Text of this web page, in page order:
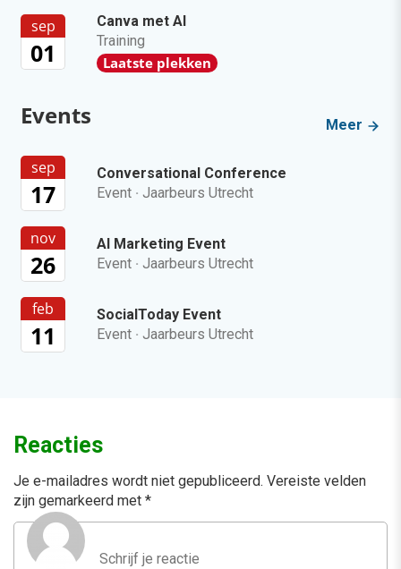
sep
01
Canva met AI
Training
Laatste plekken
Events Meer
sep
17
Conversational Conference
Event · Jaarbeurs Utrecht
nov
26
AI Marketing Event
Event · Jaarbeurs Utrecht
feb
11
SocialToday Event
Event · Jaarbeurs Utrecht
Reacties
Je e-mailadres wordt niet gepubliceerd. Vereiste velden
zijn gemarkeerd met *